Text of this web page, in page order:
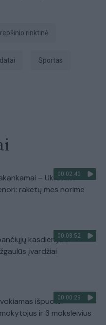
rinktinė
Sportas
00:02:40
– Ukrainai
raketų mes norime
00:03:52
kasdienybė –
įvardžiai
00:00:29
išpuolis:
ir 3 moksleivius